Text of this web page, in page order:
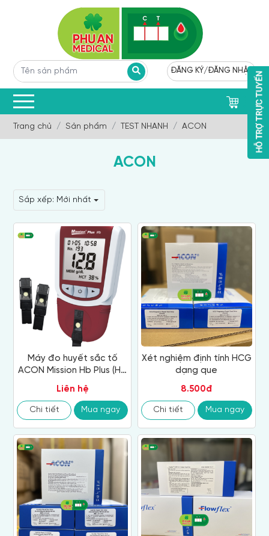
ĐĂNG KÝ/ĐĂNG NHẬP
Trang chủ Sản phẩm TEST NHANH ACON
ACON
Sắp xếp: Mới nhất
Máy đo huyết sắc tố
ACON Mission Hb Plus (Hb
Liên hệ
Chi tiết Mua ngay
Xét nghiệm định tính HCG
dạng que
8.500đ
Chi tiết Mua ngay